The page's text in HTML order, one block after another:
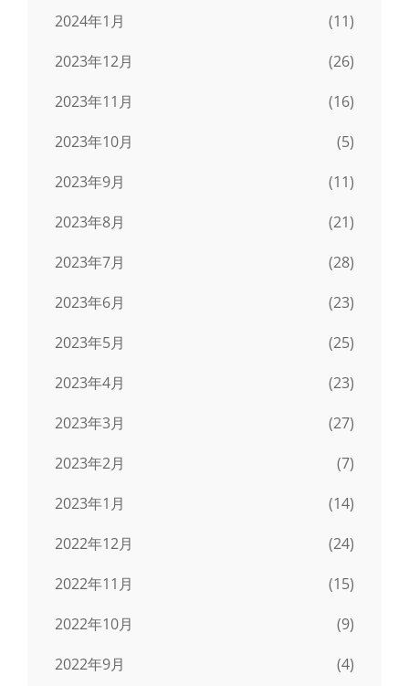
2024年1月
(11)
2023年12月
(26)
2023年11月
(16)
2023年10月
(5)
2023年9月
(11)
2023年8月
(21)
2023年7月
(28)
2023年6月
(23)
2023年5月
(25)
2023年4月
(23)
2023年3月
(27)
2023年2月
(7)
2023年1月
(14)
2022年12月
(24)
2022年11月
(15)
2022年10月
(9)
2022年9月
(4)